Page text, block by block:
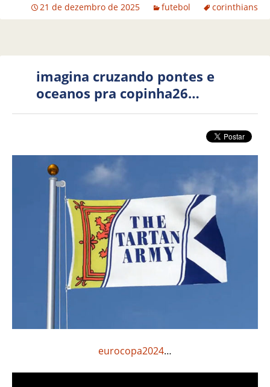
21 de dezembro de 2025 futebol corinthians
imagina cruzando pontes e
oceanos pra copinha26…
eurocopa2024…